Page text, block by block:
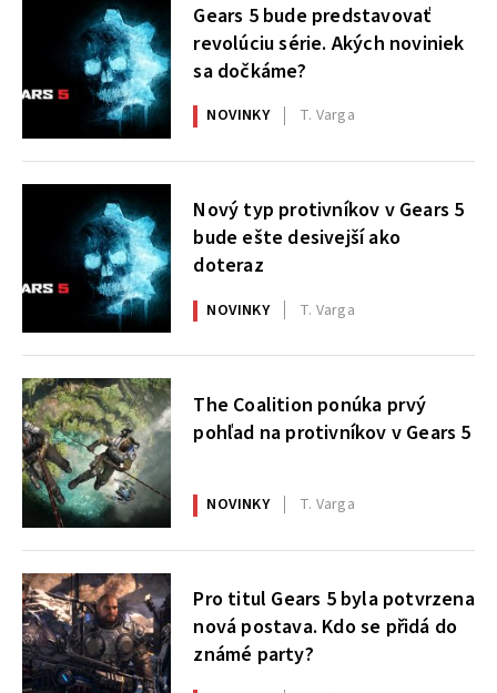
Gears 5 bude predstavovať
revolúciu série. Akých noviniek
sa dočkáme?
NOVINKY T. Varga
Nový typ protivníkov v Gears 5
bude ešte desivejší ako
doteraz
NOVINKY T. Varga
The Coalition ponúka prvý
pohľad na protivníkov v Gears 5
NOVINKY T. Varga
Pro titul Gears 5 byla potvrzena
nová postava. Kdo se přidá do
známé party?